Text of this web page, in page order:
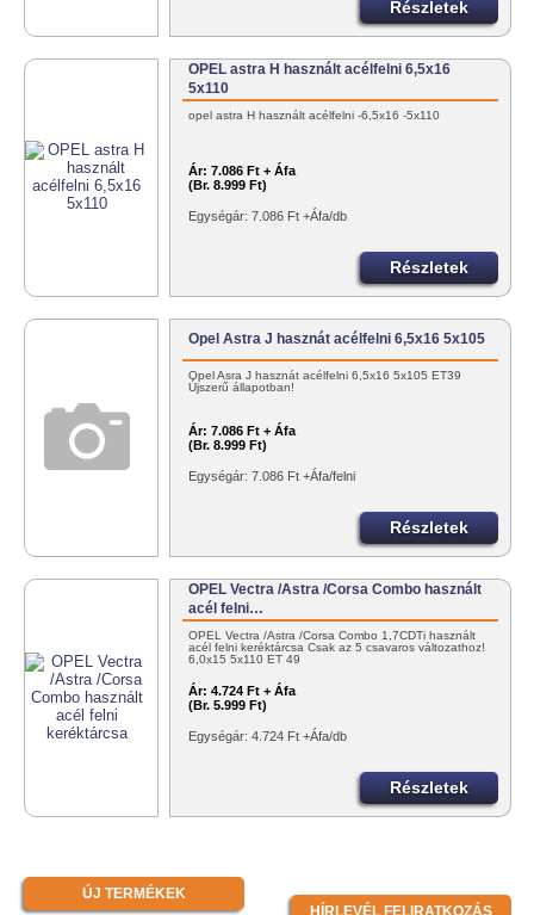
Részletek
OPEL astra H használt acélfelni 6,5x16
5x110
opel astra H használt acélfelni -6,5x16 -5x110
Ár: 7.086 Ft + Áfa
(Br. 8.999 Ft)
Egységár: 7.086 Ft +Áfa/db
Részletek
Opel Astra J hasznát acélfelni 6,5x16 5x105
Opel Asra J hasznát acélfelni 6,5x16 5x105 ET39
Újszerű állapotban!
Ár: 7.086 Ft + Áfa
(Br. 8.999 Ft)
Egységár: 7.086 Ft +Áfa/felni
Részletek
OPEL Vectra /Astra /Corsa Combo használt
acél felni…
OPEL Vectra /Astra /Corsa Combo 1,7CDTi használt
acél felni keréktárcsa Csak az 5 csavaros változathoz!
6,0x15 5x110 ET 49
Ár: 4.724 Ft + Áfa
(Br. 5.999 Ft)
Egységár: 4.724 Ft +Áfa/db
Részletek
ÚJ TERMÉKEK
HÍRLEVÉL FELIRATKOZÁS